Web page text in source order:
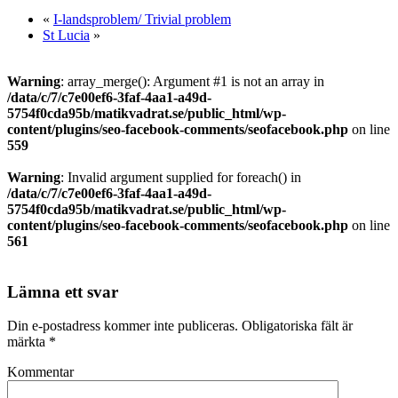
« I-landsproblem/ Trivial problem
St Lucia »
Warning: array_merge(): Argument #1 is not an array in
/data/c/7/c7e00ef6-3faf-4aa1-a49d-
5754f0cda95b/matikvadrat.se/public_html/wp-
content/plugins/seo-facebook-comments/seofacebook.php on line
559
Warning: Invalid argument supplied for foreach() in
/data/c/7/c7e00ef6-3faf-4aa1-a49d-
5754f0cda95b/matikvadrat.se/public_html/wp-
content/plugins/seo-facebook-comments/seofacebook.php on line
561
Lämna ett svar
Din e-postadress kommer inte publiceras. Obligatoriska fält är
märkta *
Kommentar